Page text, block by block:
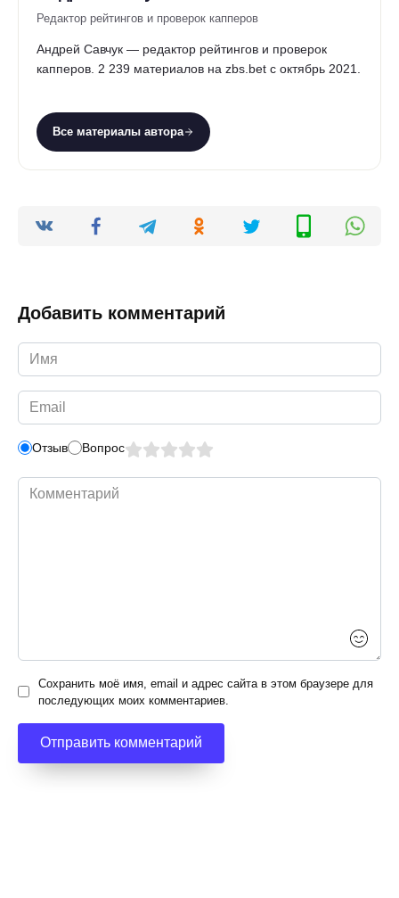
Редактор рейтингов и проверок капперов
Андрей Савчук — редактор рейтингов и проверок
капперов. 2 239 материалов на zbs.bet с октябрь 2021.
Все материалы автора
Добавить комментарий
Имя
*
Email
*
Отзыв Вопрос
Комментарий
Сохранить моё имя, email и адрес сайта в этом браузере для
последующих моих комментариев.